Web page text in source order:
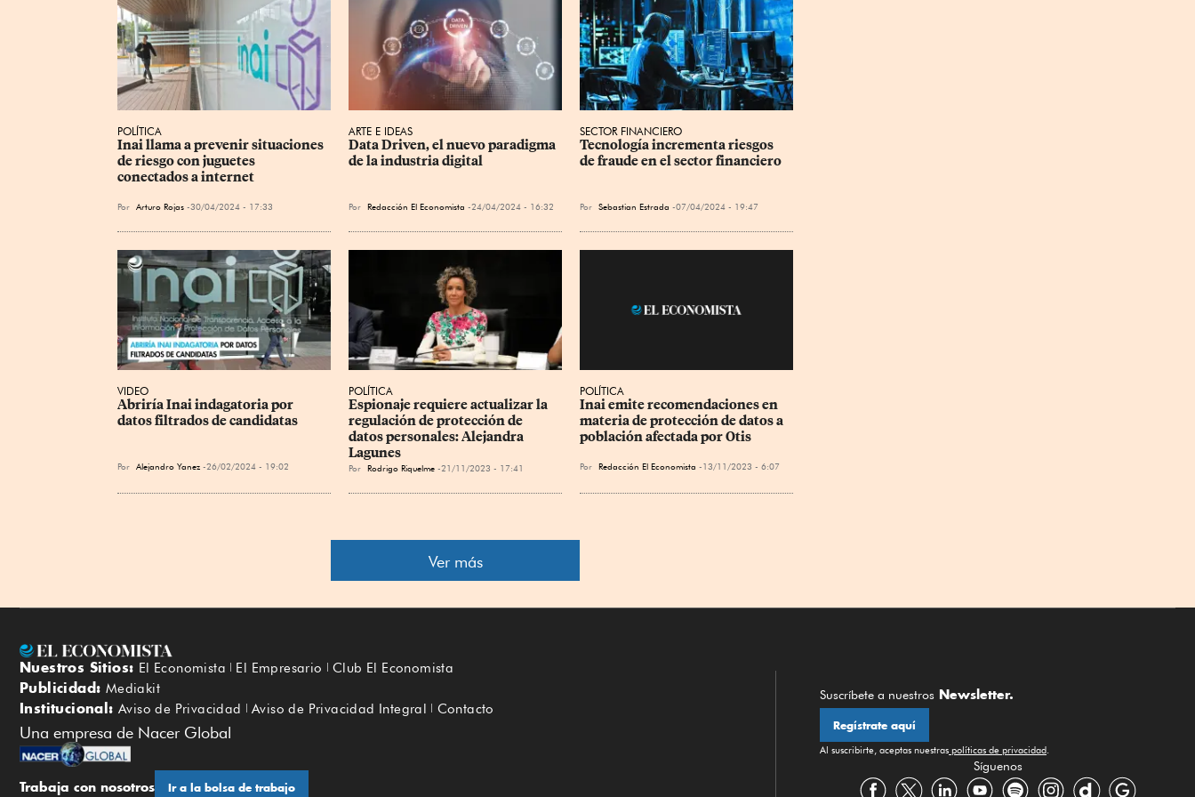
POLÍTICA
Inai llama a prevenir situaciones
de riesgo con juguetes
conectados a internet
Por Arturo Rojas 30/04/2024 - 17:33
ARTE E IDEAS
Data Driven, el nuevo paradigma
de la industria digital
Por Redacción El Economista 24/04/2024 - 16:32
SECTOR FINANCIERO
Tecnología incrementa riesgos
de fraude en el sector financiero
Por Sebastian Estrada 07/04/2024 - 19:47
VIDEO
Abriría Inai indagatoria por
datos filtrados de candidatas
Por Alejandro Yanez 26/02/2024 - 19:02
POLÍTICA
Espionaje requiere actualizar la
regulación de protección de
datos personales: Alejandra
Lagunes
Por Rodrigo Riquelme 21/11/2023 - 17:41
POLÍTICA
Inai emite recomendaciones en
materia de protección de datos a
población afectada por Otis
Por Redacción El Economista 13/11/2023 - 6:07
Ver más
Nuestros Sitios: El Economista El Empresario Club El Economista
Publicidad: Mediakit
Institucional: Aviso de Privacidad Aviso de Privacidad Integral Contacto
Una empresa de Nacer Global
Trabaja con nosotros Ir a la bolsa de trabajo
Suscríbete a nuestros Newsletter.
Regístrate aquí
Al suscribirte, aceptas nuestras políticas de privacidad
Síguenos